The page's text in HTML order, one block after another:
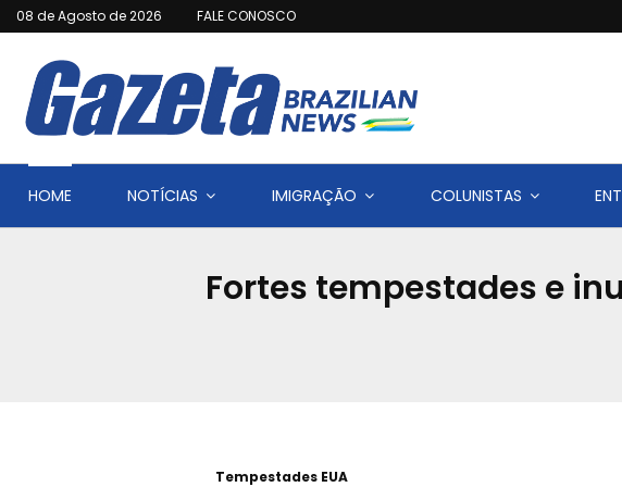
08 de Agosto de 2026 FALE CONOSCO
HOME NOTÍCIAS IMIGRAÇÃO COLUNISTAS
Fortes tempestades e
Tempestades EUA